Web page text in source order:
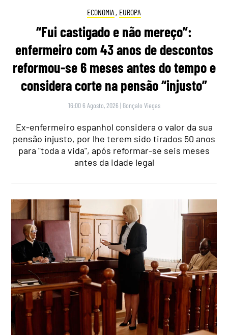
ECONOMIA , EUROPA
“Fui castigado e não mereço”:
enfermeiro com 43 anos de descontos
reformou-se 6 meses antes do tempo e
considera corte na pensão “injusto”
16:00 6 Agosto, 2026 | Gonçalo Viegas
Ex-enfermeiro espanhol considera o valor da sua
pensão injusto, por lhe terem sido tirados 50 anos
para "toda a vida", após reformar-se seis meses
antes da idade legal